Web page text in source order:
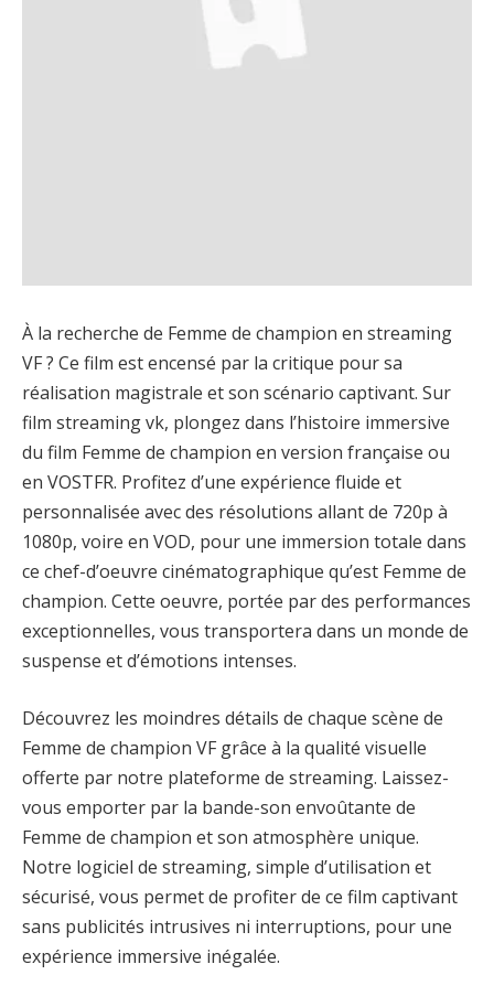
À la recherche de Femme de champion en streaming
VF ? Ce film est encensé par la critique pour sa
réalisation magistrale et son scénario captivant. Sur
film streaming vk, plongez dans l’histoire immersive
du film Femme de champion en version française ou
en VOSTFR. Profitez d’une expérience fluide et
personnalisée avec des résolutions allant de 720p à
1080p, voire en VOD, pour une immersion totale dans
ce chef-d’oeuvre cinématographique qu’est Femme de
champion. Cette oeuvre, portée par des performances
exceptionnelles, vous transportera dans un monde de
suspense et d’émotions intenses.
Découvrez les moindres détails de chaque scène de
Femme de champion VF grâce à la qualité visuelle
offerte par notre plateforme de streaming. Laissez-
vous emporter par la bande-son envoûtante de
Femme de champion et son atmosphère unique.
Notre logiciel de streaming, simple d’utilisation et
sécurisé, vous permet de profiter de ce film captivant
sans publicités intrusives ni interruptions, pour une
expérience immersive inégalée.